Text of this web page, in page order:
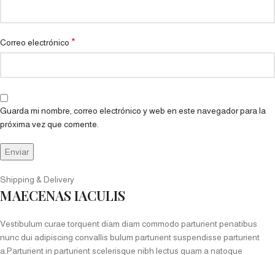
Correo electrónico *
Guarda mi nombre, correo electrónico y web en este navegador para la
próxima vez que comente.
Shipping & Delivery
MAECENAS IACULIS
Vestibulum curae torquent diam diam commodo parturient penatibus
nunc dui adipiscing convallis bulum parturient suspendisse parturient
a.Parturient in parturient scelerisque nibh lectus quam a natoque